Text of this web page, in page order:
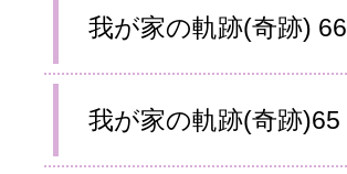
我が家の軌跡(奇跡) 66
我が家の軌跡(奇跡)65